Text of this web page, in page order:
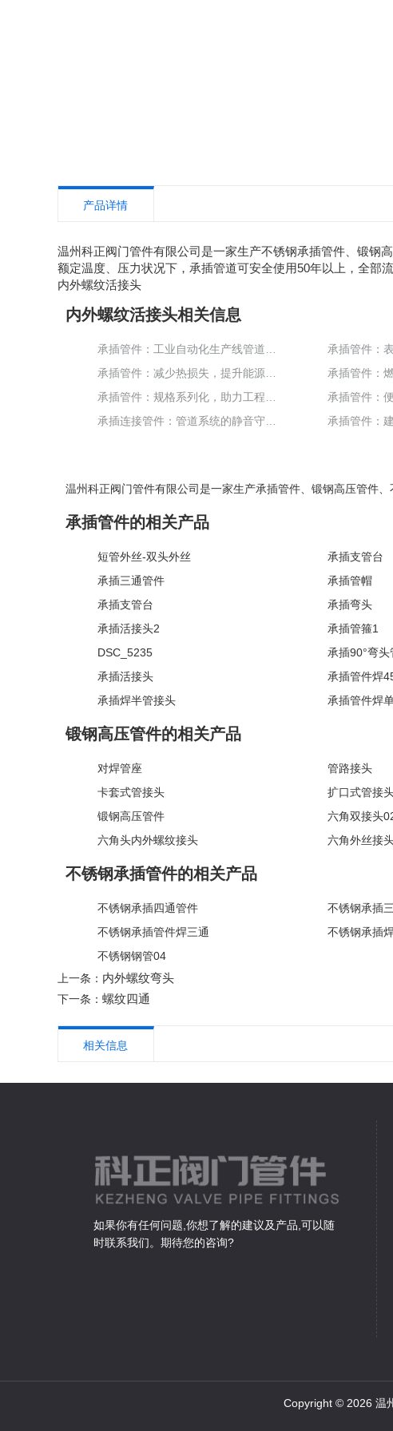
产品详情
温州科正阀门管件有限公司是一家生产不锈钢承插管件、锻钢
额定温度、压力状况下，承插管道可安全使用50年以上，全部
内外螺纹活接头
内外螺纹活接头相关信息
温州科正阀门管件有限公司是一家生产承插管件 锻钢高压管件
承插管件的相关产品
短管外丝-双头外丝 承插支管台
承插三通管件
承插管帽
承插支管台
承插弯头
承插活接头2
承插管箍1
DSC_5235
承插90°弯头
承插活接头
承插管件焊
承插焊半管接头
承插管件焊
锻钢高压管件的相关产品
对焊管座 管路接头
卡套式管接头
扩口式管接
锻钢高压管件
六角双接头
六角头内外螺纹接头
六角外丝接
不锈钢承插管件的相关产品
不锈钢承插四通管件 不锈钢承插
不锈钢承插管件焊三通
不锈钢承插
不锈钢钢管04
上一条： 内外螺纹弯头
下一条： 螺纹四通
相关信息
如果你有任何问题,你想了解的建议及产品,可以随
时联系我们。期待您的咨询?
Copyright © 2026 温